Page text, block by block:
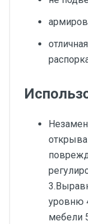
уровню
мебели